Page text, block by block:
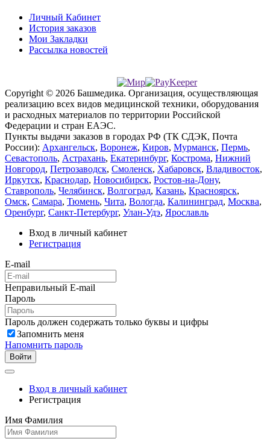
Личный Кабинет
История заказов
Мои Закладки
Рассылка новостей
Copyright © 2026 Башмедика. Организация, осуществляющая
реализацию всех видов медицинской техники, оборудования
и расходных материалов по территории Российской
Федерации и стран ЕАЭС.
Пункты выдачи заказов в городах РФ (ТК СДЭК, Почта
России): Архангельск, Воронеж, Киров, Мурманск, Пермь,
Севастополь, Астрахань, Екатеринбург, Кострома, Нижний
Новгород, Петрозаводск, Смоленск, Хабаровск, Владивосток,
Иркутск, Краснодар, Новосибирск, Ростов-на-Дону,
Ставрополь, Челябинск, Волгоград, Казань, Красноярск,
Омск, Самара, Тюмень, Чита, Вологда, Калининград, Москва,
Оренбург, Санкт-Петербург, Улан-Удэ, Ярославль
Вход в личный кабинет
Регистрация
E-mail
Неправильный E-mail
Пароль
Пароль должен содержать только буквы и цифры
Запомнить меня
Напомнить пароль
Войти
Вход в личный кабинет
Регистрация
Имя Фамилия